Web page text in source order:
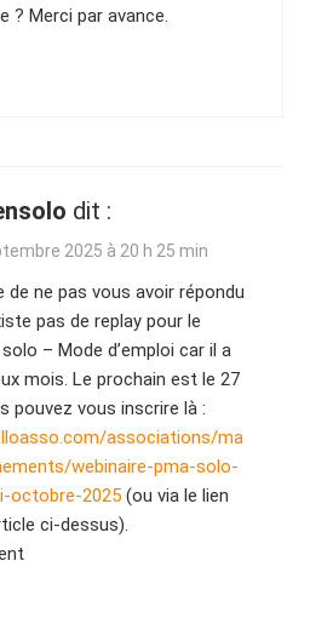
Merci par avance.
dit :
2025 à 20 h 25 min
de ne pas vous avoir répondu
pas de replay pour le
– Mode d’emploi car il a
mois. Le prochain est le 27
pouvez vous inscrire là :
associations/ma
webinaire-pma-solo-
octobre-2025(ou via le lien
ci-dessus).